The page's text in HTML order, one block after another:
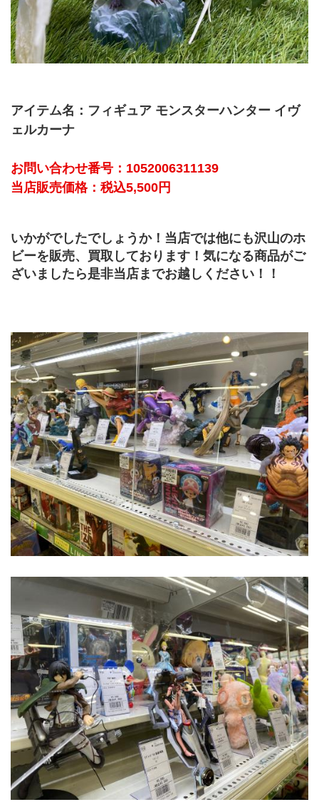
アイテム名：フィギュア モンスターハンター イヴ
ェルカーナ
お問い合わせ番号：1052006311139
当店販売価格：税込5,500円
いかがでしたでしょうか！当店では他にも沢山のホ
ビーを販売、買取しております！気になる商品がご
ざいましたら是非当店までお越しください！！